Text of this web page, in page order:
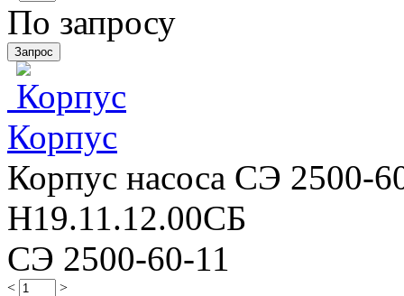
По запросу
Корпус
Корпус насоса СЭ 2500-
Н19.11.12.00СБ
СЭ 2500-60-11
< >